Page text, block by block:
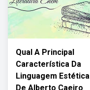
Qual A Principal
Característica Da
Linguagem Estética
De Alberto Caeiro